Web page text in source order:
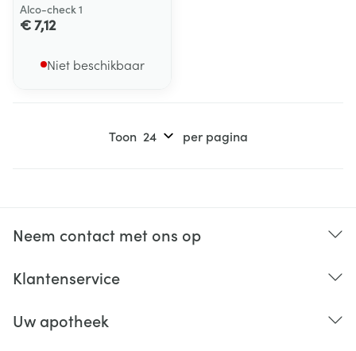
Alco-check 1
€ 7,12
Niet beschikbaar
Toon per pagina
Neem contact met ons op
Klantenservice
Uw apotheek